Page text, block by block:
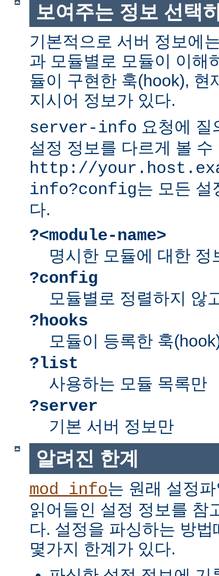
보여주는 정보 선택
기본적으로 서버 정보에
과 모듈별로 모듈이 이해
듈이 구현한 훅(hook), 현
지시어 정보가 있다.
server-info 요청에 질
설정 정보를 다르게 볼
http://
info?config는 모든 설
다.
?<module-name>
명시한 모듈에 대한 정
?config
모듈별로 정렬하지 않
?hooks
모듈이 등록한 훅
?list
사용하는 모듈 목록만
?server
기본 서버 정보만
알려진 한계
mod_info는 원래 설정
읽어들인 설정 정보를 참
다. 설정을 파싱하는 방
몇가지 한계가 있다.